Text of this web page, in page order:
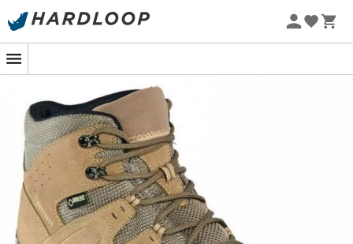
Promoções de verão 🔥 -5% EXTRA a partir de 2 produtos*